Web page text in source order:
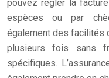
pouvez régler la
espèces ou par
également des facilités
plusieurs fois sans
spécifiques.